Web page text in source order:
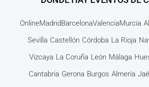
OnlineMadridBarcelonaValenciaMurcia
Sevilla Castellón Córdoba La Rioja
Vizcaya La Coruña León Málaga
Cantabria Gerona Burgos Almería